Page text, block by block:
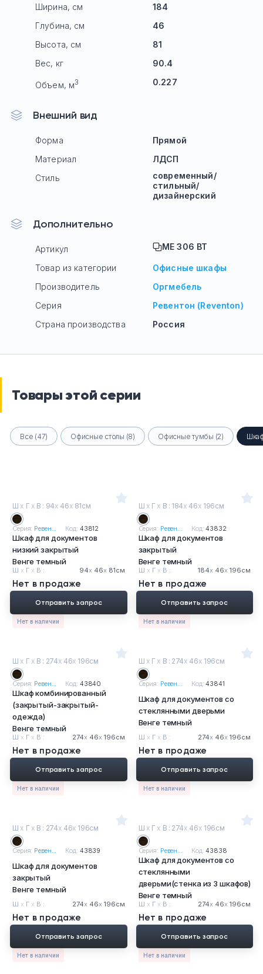
Ширина, см
184
Глубина, см
46
Высота, см
81
Вес, кг
90.4
Объем, м3 0.227
Внешний вид
Форма
Прямой
Материал
ЛДСП
Стиль
современный/
стильный/
дизайнерский
Дополнительно
Артикул МЕ 306 ВТ
Товар из категории
Офисные шкафы
Производитель
Оргмебель
Серия
Ревентон (Reventon)
Страна производства
Россия
Товары этой серии
Все (47) Офисные столы (8) Офисные тумбы (2)
Ш х Г х В : 94х 46х 81см
Серия: Ревен... Код: 43812
Шкаф для документов
низкий закрытый
Венге темный
Ш х Г х В : 94х46х81см
Нет в продаже
Нет в наличии
Отправить запрос
Ш х Г х В : 184х 46х 196см
Серия: Ревен... Код:43832
Шкаф для документов
закрытый
Венге темный
Ш х Г х В : 184х 46х 196см
Нет в продаже
Нет в наличии
Отправить запрос
Ш х Г х В : 274х 46х 196см
Серия: Ревен... Код: 43840
Шкаф комбинированный
(закрытый-закрытый-
одежда)
Венге темный
Ш х Г х В : 274х46х196см
Нет в продаже
Нет в наличии
Отправить запрос
Ш х Г х В : 274х 46х 196см
Серия: Ревен... Код:43841
Шкаф для документов со
стеклянными дверьми
Венге темный
Ш х Г х В : 274х 46х 196см
Нет в продаже
Нет в наличии
Отправить запрос
Ш х Г х В : 274х 46х 196см
Серия: Ревен... Код: 43839
Шкаф для документов
закрытый
Венге темный
Ш х Г х В : 274х46х196см
Нет в продаже
Нет в наличии
Отправить запрос
Ш х Г х В : 274х 46х 196см
Серия: Ревен... Код:43838
Шкаф для документов со
стеклянными
дверьми(стенка из 3 шкафов)
Венге темный
Ш х Г х В : 274х 46х 196см
Нет в продаже
Нет в наличии
Отправить запрос